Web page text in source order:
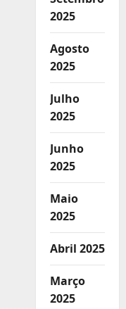
2025
Agosto
2025
Julho
2025
Junho
2025
Maio
2025
Abril 2025
Março
2025